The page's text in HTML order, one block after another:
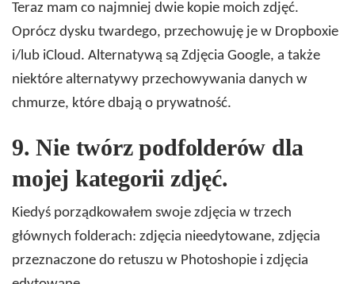
Teraz mam co najmniej dwie kopie moich zdjęć.
Oprócz dysku twardego, przechowuję je w Dropboxie
i/lub iCloud. Alternatywą są Zdjęcia Google, a także
niektóre alternatywy przechowywania danych w
chmurze, które dbają o prywatność.
9.Nie twórz podfolderów dla
mojej kategorii zdjęć.
Kiedyś porządkowałem swoje zdjęcia w trzech
głównych folderach: zdjęcia nieedytowane, zdjęcia
przeznaczone do retuszu w Photoshopie i zdjęcia